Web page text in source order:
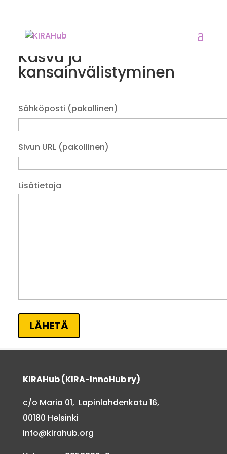
Kasvu ja
kansainvälistyminen
Sähköposti (pakollinen)
Sivun URL (pakollinen)
Lisätietoja
LÄHETÄ
KIRAHub (KIRA-InnoHub ry)
c/o Maria 01, Lapinlahdenkatu 16,
00180 Helsinki
info@kirahub.org